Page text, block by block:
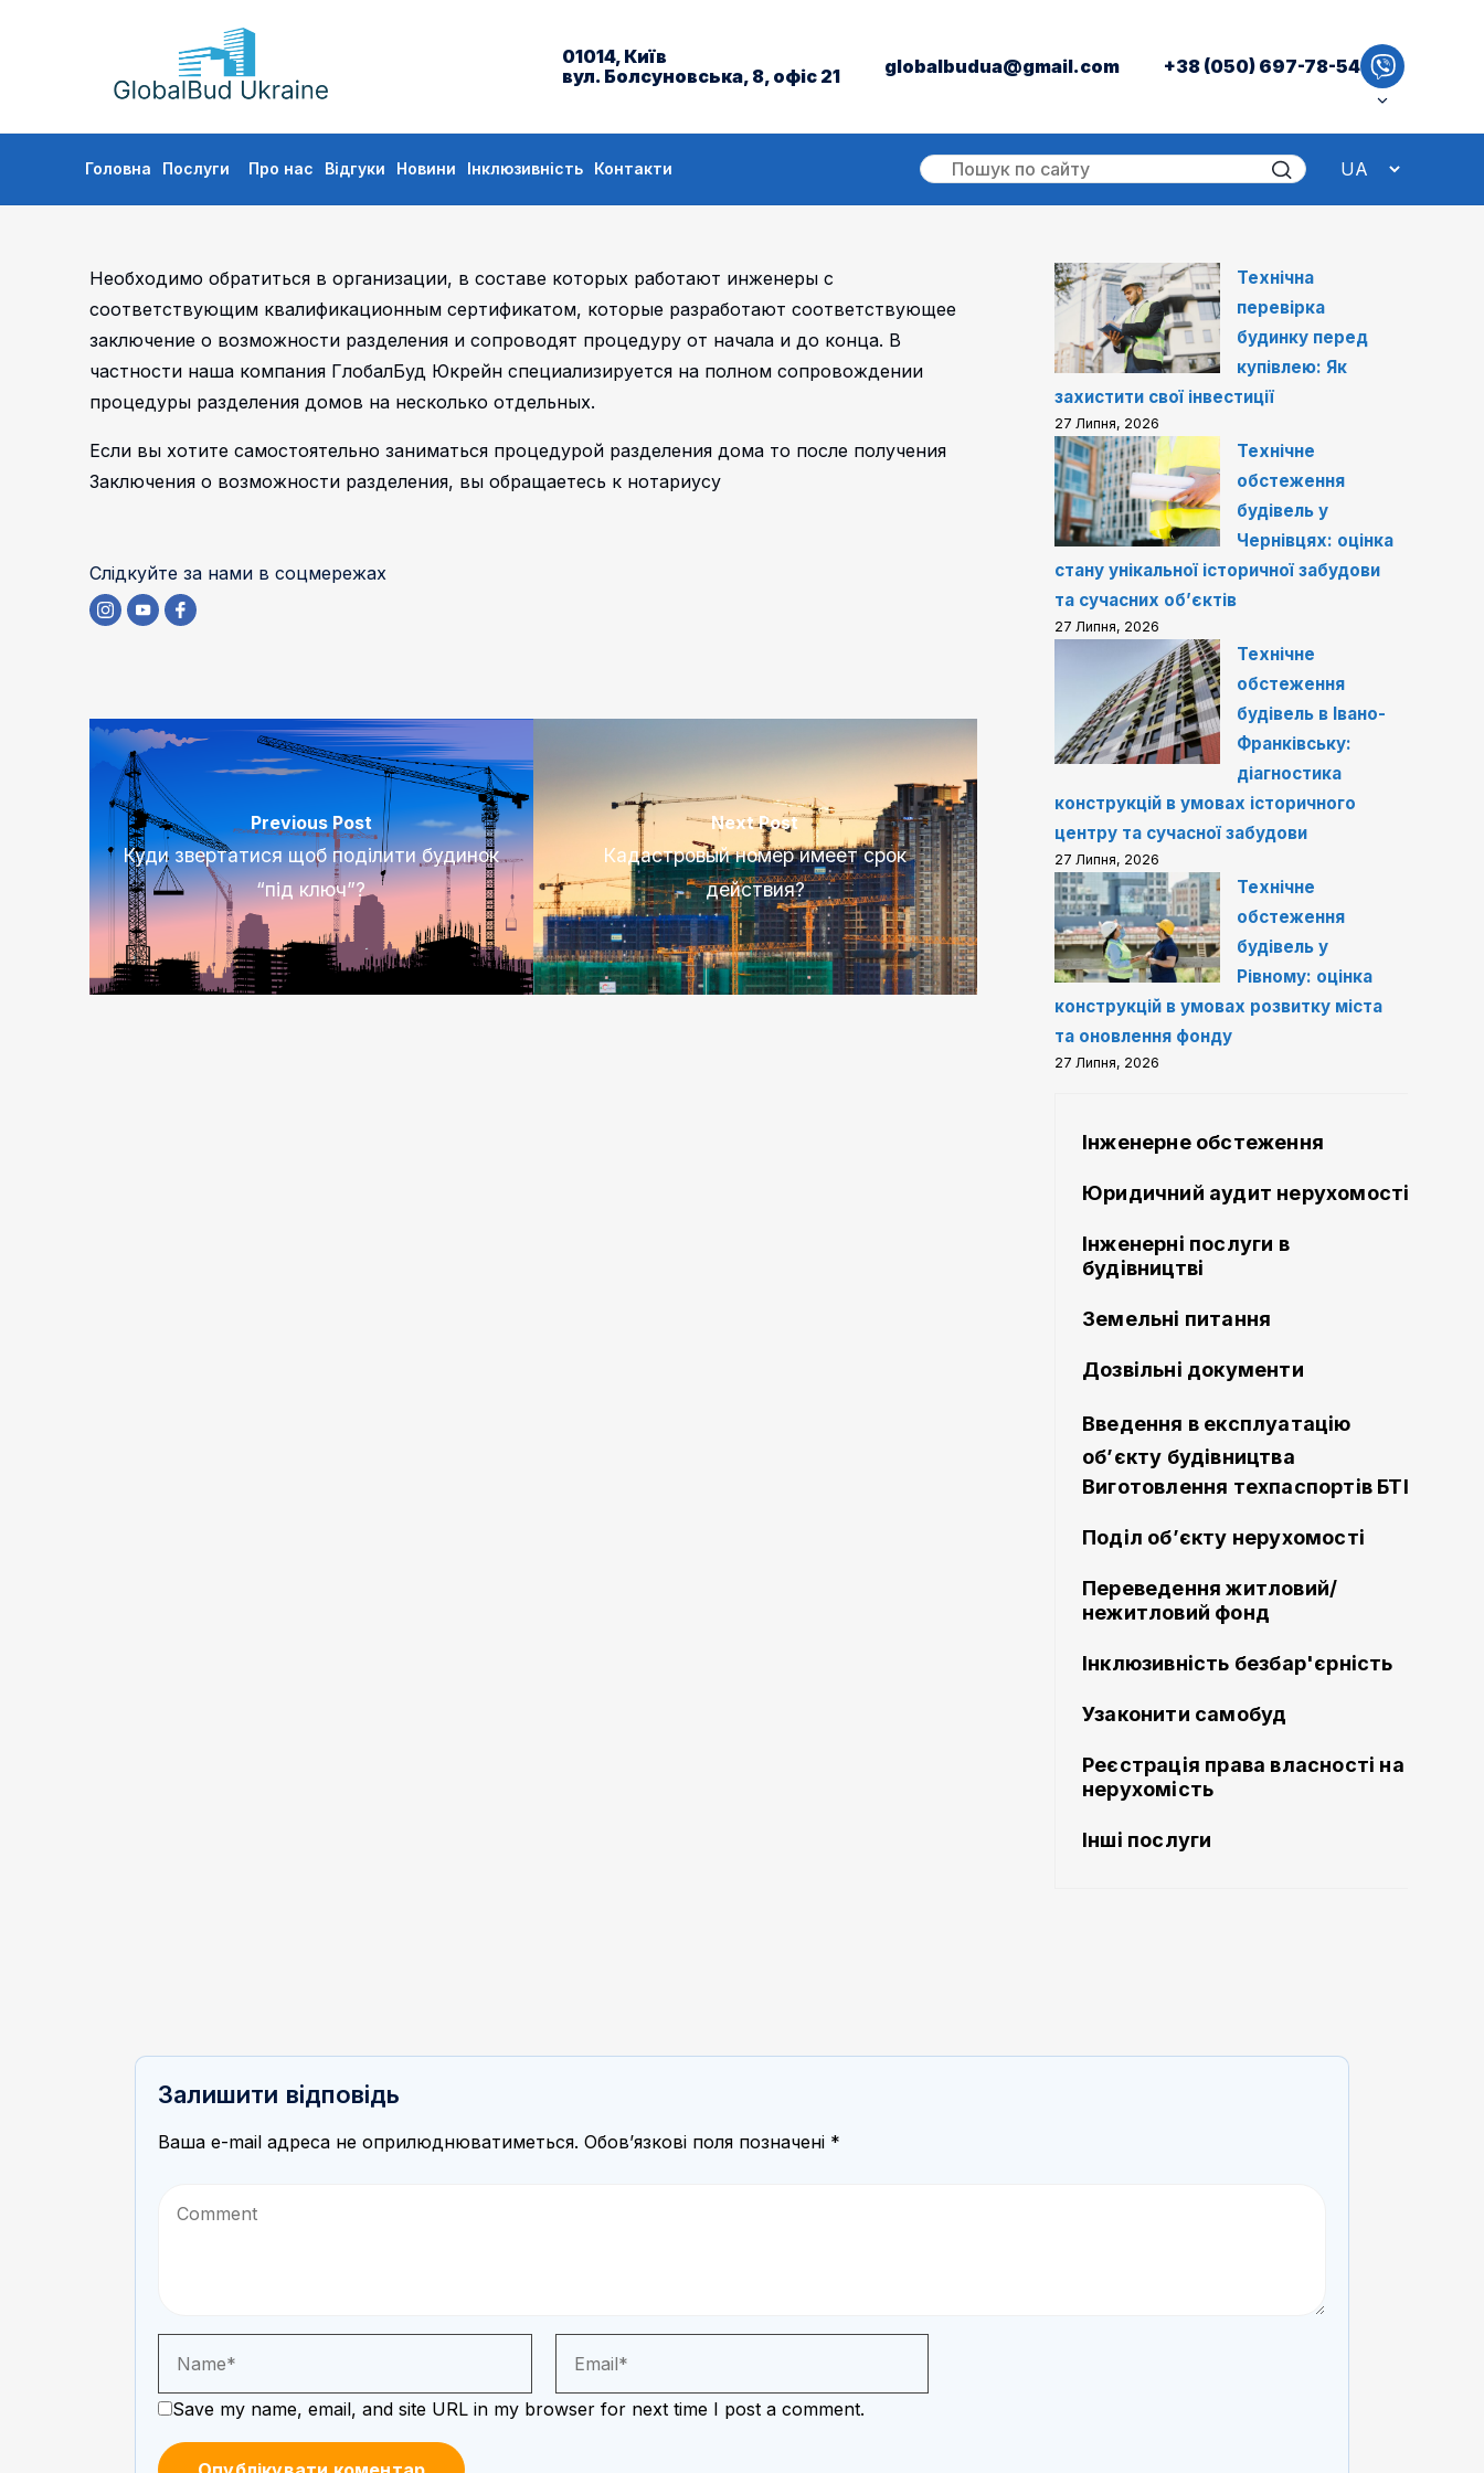
01014, Київ
вул. Болсуновська, 8, офіс 21
globalbudua@gmail.com +38 (050) 697-78-54
Skip
to
Головна Послуги Про нас Відгуки Новини Інклюзивність Контакти
Необходимо обратиться в организации, в составе которых работают инженеры с
соответствующим квалификационным сертификатом, которые разработают соответствующее
заключение о возможности разделения и сопроводят процедуру от начала и до конца. В
частности наша компания ГлобалБуд Юкрейн специализируется на полном сопровождении
процедуры разделения домов на несколько отдельных.
Если вы хотите самостоятельно заниматься процедурой разделения дома то после получения
Заключения о возможности разделения, вы обращаетесь к нотариусу
Слідкуйте за нами в соцмережах
Previous Post
Куди звертатися щоб поділити будинок
“під ключ”?
Next Post
Кадастровый номер имеет срок
действия?
Технічна
перевірка
будинку перед
купівлею: Як
захистити свої інвестиції
27 Липня, 2026
Технічне
обстеження
будівель у
Чернівцях: оцінка
стану унікальної історичної забудови
та сучасних об’єктів
27 Липня, 2026
Технічне
обстеження
будівель в Івано-
Франківську:
діагностика
конструкцій в умовах історичного
центру та сучасної забудови
27 Липня, 2026
Технічне
обстеження
будівель у
Рівному: оцінка
конструкцій в умовах розвитку міста
та оновлення фонду
27 Липня, 2026
Інженерне обстеження
Юридичний аудит нерухомості
Інженерні послуги в
будівництві
Земельні питання
Дозвільні документи
Введення в експлуатацію
об’єкту будівництва
Виготовлення техпаспортів БТІ
Поділ об’єкту нерухомості
Переведення житловий/
нежитловий фонд
Інклюзивність безбар'єрність
Узаконити самобуд
Реєстрація права власності на
нерухомість
Інші послуги
Залишити відповідь
Ваша e-mail адреса не оприлюднюватиметься. Обов’язкові поля позначені *
Save my name, email, and site URL in my browser for next time I post a comment.